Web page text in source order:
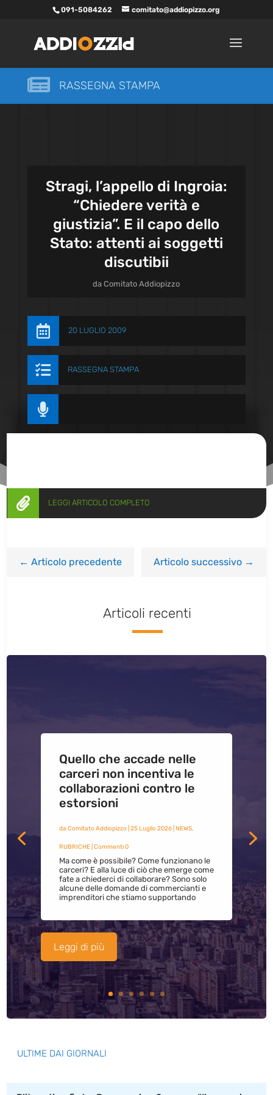
091-5084262 comitato@addiopizzo.org
 RASSEGNA STAMPA
Stragi, l’appello di Ingroia:
“Chiedere verità e
giustizia”. E il capo dello
Stato: attenti ai soggetti
discutibii
daComitato Addiopizzo
 20 LUGLIO 2009
 RASSEGNA STAMPA

 LEGGI ARTICOLO COMPLETO
←Articolo precedente Articolo successivo→
Articoli recenti
Quello che accade nelle
carceri non incentiva le
collaborazioni contro le
estorsioni
da Comitato Addiopizzo| 25 Luglio 2026| NEWS,
RUBRICHE| Commenti 0
Ma come è possibile? Come funzionano le
carceri? E alla luce di ciò che emerge come
fate a chiederci di collaborare? Sono solo
alcune delle domande di commercianti e
imprenditori che stiamo supportando
Leggi di più
ULTIME DAI GIORNALI